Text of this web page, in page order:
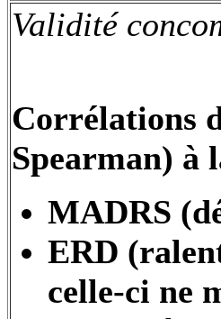
Validité
Corrélations
Spearman) à
MADRS
ERD
celle-ci ne